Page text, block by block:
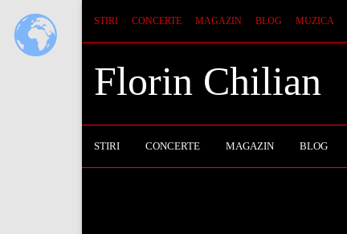
STIRI CONCERTE MAGAZIN BLOG MUZICA
Florin Chilian
STIRI CONCERTE MAGAZIN BLOG